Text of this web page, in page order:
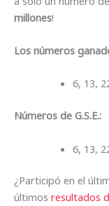
millones!
Los números
6, 13,
Números de G.S.E.:
6, 13,
¿Participó en el
últimos resultados